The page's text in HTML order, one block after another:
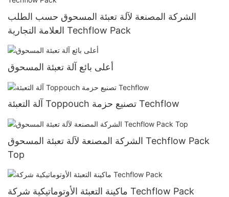
الشركة المصنعة لآلة تعبئة المسحوق حسب الطلب
العلامة التجارية Techflow Pack
أعلى بائع آلة تعبئة المسحوق
آلة التعبئة Toppouch تصنيع حزمة Techflow
الشركة المصنعة لآلة تعبئة المسحوق Techflow Pack
Top
ماكينة التعبئة الأوتوماتيكية شركة Techflow Pack